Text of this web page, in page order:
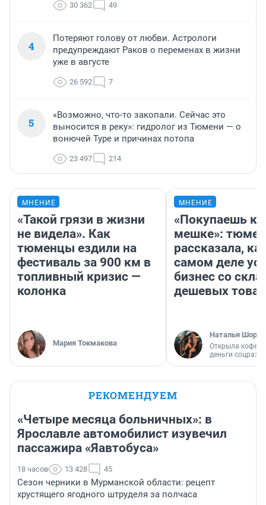
30 362 49
4
Потеряют голову от любви. Астрологи
предупреждают Раков о переменах в жизни
уже в августе
26 592 7
5
«Возможно, что-то закопали. Сейчас это
выносится в реку»: гидролог из Тюмени — о
вонючей Туре и причинах потопа
23 497 214
МНЕНИЕ
«Такой грязи в жизни
не видела». Как
тюменцы ездили на
фестиваль за 900 км в
топливный кризис —
колонка
Мария Токмакова
МНЕНИЕ
«Покупаешь
мешке»:
рассказала,
самом деле
бизнес со
дешевых
Наталья
Открыла
деньги
РЕКОМЕНДУЕМ
«Четыре месяца больничных»: в
Ярославле автомобилист изувечил
пассажира «Яавтобуса»
18 часов 13 428 45
Сезон черники в Мурманской области: рецепт
хрустящего ягодного штруделя за полчаса